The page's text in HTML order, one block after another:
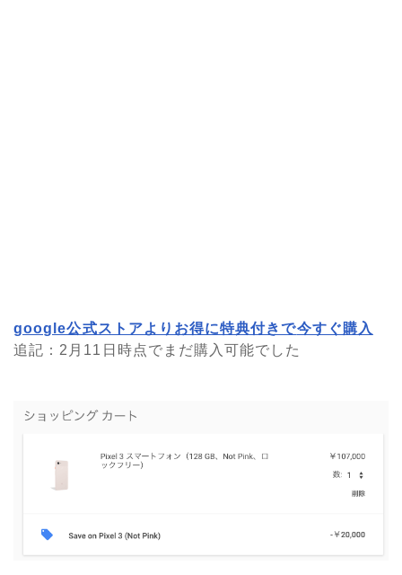
google公式ストアよりお得に特典付きで今すぐ購入
追記：2月11日時点でまだ購入可能でした